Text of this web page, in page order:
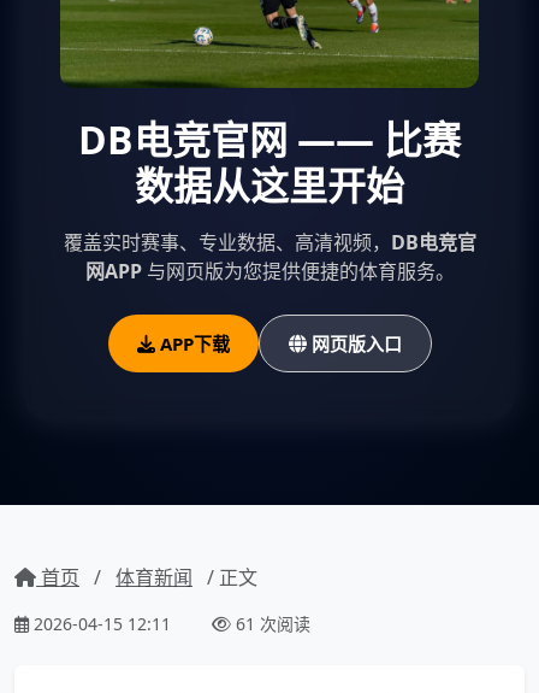
DB电竞官网 —— 比赛
数据从这里开始
覆盖实时赛事、专业数据、高清视频， DB电竞官
网APP与网页版为您提供便捷的体育服务。
APP下载 网页版入口
首页 / 体育新闻 / 正文
2026-04-15 12:11 61 次阅读